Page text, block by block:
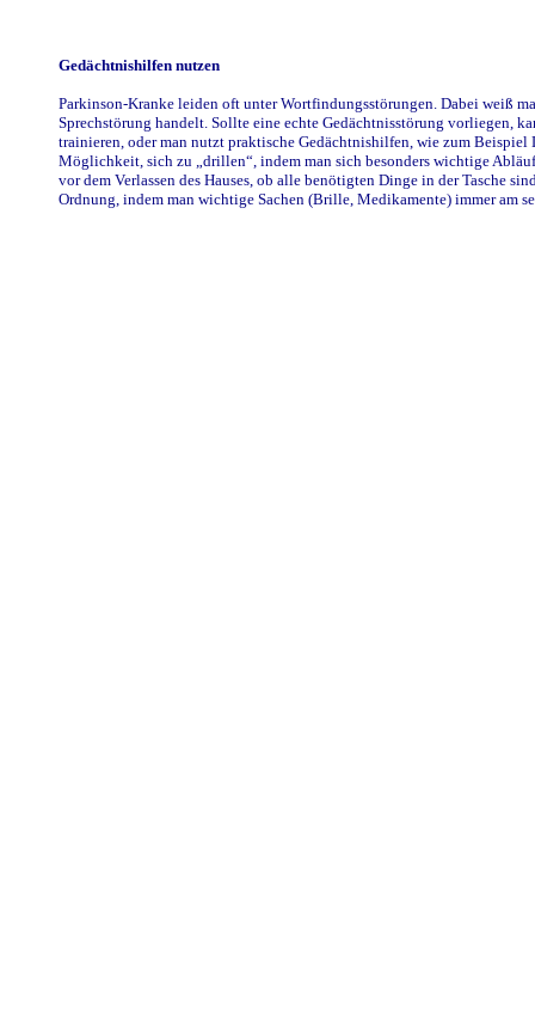
Gedächtnishilfen nutzen
Parkinson-Kranke leiden oft unter Wortfindungsstörungen. Dabei weiß
Sprechstörung handelt. Sollte eine echte Gedächtnisstörung vorliegen,
trainieren, oder man nutzt praktische Gedächtnishilfen, wie zum
Möglichkeit, sich zu „drillen“, indem man sich besonders wichtige
vor dem Verlassen des Hauses, ob alle benötigten Dinge in der Tasche
Ordnung, indem man wichtige Sachen (Brille, Medikamente) immer am